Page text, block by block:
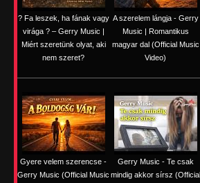
? Fa leszek, ha fának vagy
virága ? – Gerry Music |
Miért szeretünk olyat, aki
nem szeret?
A szerelem lángja - Gerry
Music | Romantikus
magyar dal (Official Music
Video)
Gyere velem szerencse -
Gerry Music (Official Music
Gerry Music - Te csak
mindig akkor sírsz (Official